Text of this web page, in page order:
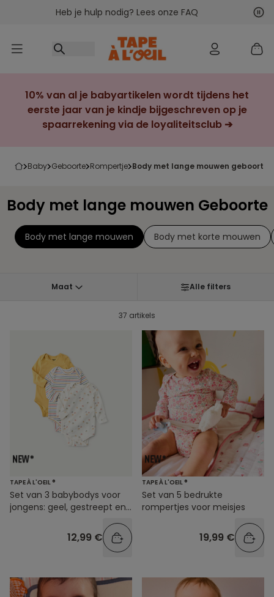
Ga naar inhoudHeb je hulp nodig? Lees onze FAQ
10% van al je babyartikelen wordt tijdens het
eerste jaar van je kindje bijgeschreven op je
spaarrekening via de loyaliteitsclub ➔
baby geboorte rompertje body met lange mouwen geboorte
Body met lange mouwen Geboorte
Body met lange mouwen Body met korte mouwen
Maat Alle filters
37 artikels
TAPE À L'OEIL ®
Set van 3 babybodys voor
jongens: geel, gestreept en
12,99 €
TAPE À L'OEIL ®
Set van 5 bedrukte
rompertjes voor meisjes
19,99 €